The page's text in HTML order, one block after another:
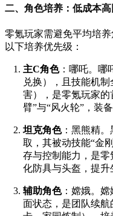
二、角色培养：低成本
零氪玩家需避免平均培
以下培养优先级：
主C角色：哪吒。哪
兑换），且技能机
害），是零氪玩家
臂”与“风火轮”，装
坦克角色：黑熊精。
取，其被动技能“金
存与控制能力，是
化防具与头盔，提升
辅助角色：嫦娥。嫦
面状态，是团队续